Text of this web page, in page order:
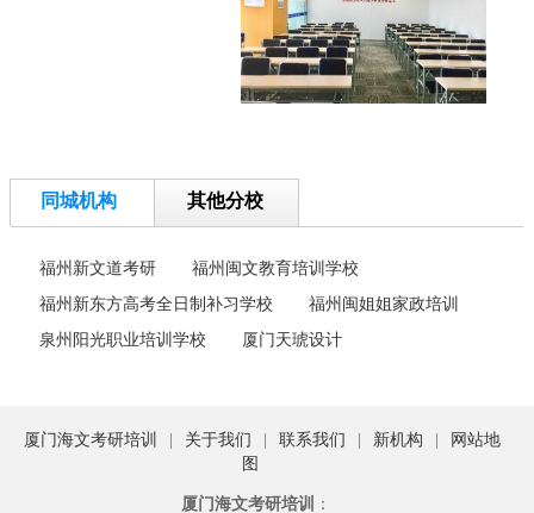
10.漳州龙海海文考
校区详细地址： 漳州市
龙海区南滨大道300号
11.海文考研教育福
闽侯县上街大学城国滨
同城机构 其他分校
福州新文道考研
福州闽文教育培训学校
福州新东方高考全日制补习学校
福州闽姐姐家政培训
泉州阳光职业培训学校
厦门天琥设计
厦门海文考研培训 关于我们 联系我们 新机构
网站地
图
厦门海文考研培训 ：